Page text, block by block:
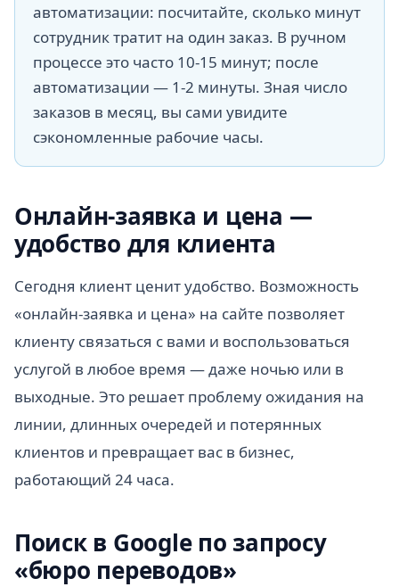
автоматизации: посчитайте, сколько минут
сотрудник тратит на один заказ. В ручном
процессе это часто 10-15 минут; после
автоматизации — 1-2 минуты. Зная число
заказов в месяц, вы сами увидите
сэкономленные рабочие часы.
Онлайн-заявка и цена —
удобство для клиента
Сегодня клиент ценит удобство. Возможность
«онлайн-заявка и цена» на сайте позволяет
клиенту связаться с вами и воспользоваться
услугой в любое время — даже ночью или в
выходные. Это решает проблему ожидания на
линии, длинных очередей и потерянных
клиентов и превращает вас в бизнес,
работающий 24 часа.
Поиск в Google по запросу
«бюро переводов»